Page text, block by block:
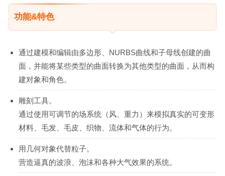
功能&特色
通过建模和编辑由多边形、NURBS曲线和子母线创建的曲
面，并能将某些类型的曲面转换为其他类型的曲面，从而构
建对象和角色。
雕刻工具。
通过使用可调节的场系统（风、重力）来模拟真实的可变形
材料、毛发、毛皮、织物、流体和气体的行为。
用几何对象代替粒子。
营造逼真的波浪、泡沫和各种大气效果的系统。